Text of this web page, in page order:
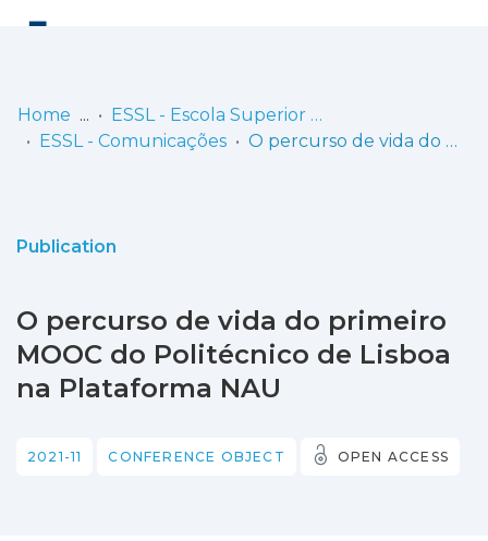
Statistics
Home
ESSL - Escola Superior de Saúde de Lisboa
ESSL - Comunicações
O percurso de vida do primeiro MOOC do Politécnico de Lisboa na Plataforma NAU
Publication
O percurso de vida do primeiro
MOOC do Politécnico de Lisboa
na Plataforma NAU
2021-11 CONFERENCE OBJECT OPEN ACCESS